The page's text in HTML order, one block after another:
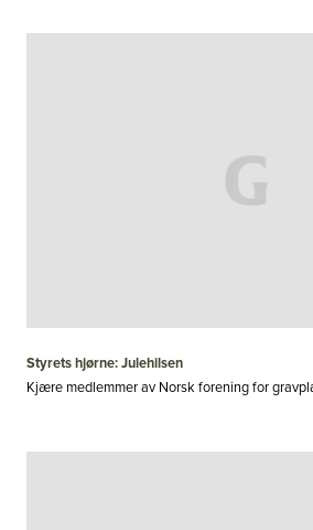
Styrets hjørne: Julehilsen
Kjære medlemmer av Norsk forening for